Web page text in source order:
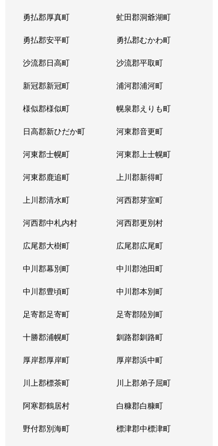
勇払郡厚真町 虻田郡洞爺湖町
勇払郡安平町 勇払郡むかわ町
沙流郡日高町 沙流郡平取町
新冠郡新冠町 浦河郡浦河町
様似郡様似町 幌泉郡えりも町
日高郡新ひだか町 河東郡音更町
河東郡士幌町 河東郡上士幌町
河東郡鹿追町 上川郡新得町
上川郡清水町 河西郡芽室町
河西郡中札内村 河西郡更別村
広尾郡大樹町 広尾郡広尾町
中川郡幕別町 中川郡池田町
中川郡豊頃町 中川郡本別町
足寄郡足寄町 足寄郡陸別町
十勝郡浦幌町 釧路郡釧路町
厚岸郡厚岸町 厚岸郡浜中町
川上郡標茶町 川上郡弟子屈町
阿寒郡鶴居村 白糠郡白糠町
野付郡別海町 標津郡中標津町